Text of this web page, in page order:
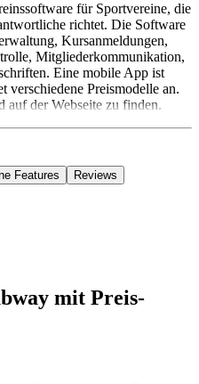
für Sportvereine, die
richtet. Die Software
Kursanmeldungen,
Mitgliederkommunikation,
Eine mobile App ist
verschiedene Preismodelle an.
auf der Webseite zu finden.
Features Reviews
mit Preis-